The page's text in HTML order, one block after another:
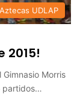
Aztecas UDLAP
2015!
Morris
partidos…